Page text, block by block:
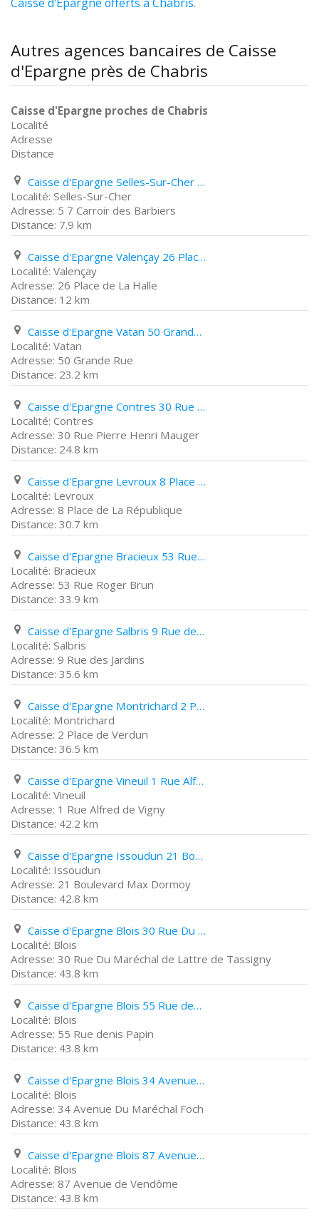
Autres agences bancaires de Caisse
d'Epargne près de Chabris
Caisse d'Epargne proches de Chabris
Localité
Adresse
Distance
Caisse d'Epargne Selles-Sur-Cher 5 7 Carroir des Barbiers
Selles-Sur-Cher
5 7 Carroir des Barbiers
7.9 km
Caisse d'Epargne Valençay 26 Place de La Halle
Valençay
26 Place de La Halle
12 km
Caisse d'Epargne Vatan 50 Grande Rue
Vatan
50 Grande Rue
23.2 km
Caisse d'Epargne Contres 30 Rue Pierre Henri Mauger
Contres
30 Rue Pierre Henri Mauger
24.8 km
Caisse d'Epargne Levroux 8 Place de La République
Levroux
8 Place de La République
30.7 km
Caisse d'Epargne Bracieux 53 Rue Roger Brun
Bracieux
53 Rue Roger Brun
33.9 km
Caisse d'Epargne Salbris 9 Rue des Jardins
Salbris
9 Rue des Jardins
35.6 km
Caisse d'Epargne Montrichard 2 Place de Verdun
Montrichard
2 Place de Verdun
36.5 km
Caisse d'Epargne Vineuil 1 Rue Alfred de Vigny
Vineuil
1 Rue Alfred de Vigny
42.2 km
Caisse d'Epargne Issoudun 21 Boulevard Max Dormoy
Issoudun
21 Boulevard Max Dormoy
42.8 km
Caisse d'Epargne Blois 30 Rue Du Maréchal de Lattre de Tassigny
Blois
30 Rue Du Maréchal de Lattre de Tassigny
43.8 km
Caisse d'Epargne Blois 55 Rue denis Papin
Blois
55 Rue denis Papin
43.8 km
Caisse d'Epargne Blois 34 Avenue Du Maréchal Foch
Blois
34 Avenue Du Maréchal Foch
43.8 km
Caisse d'Epargne Blois 87 Avenue de Vendôme
Blois
87 Avenue de Vendôme
43.8 km